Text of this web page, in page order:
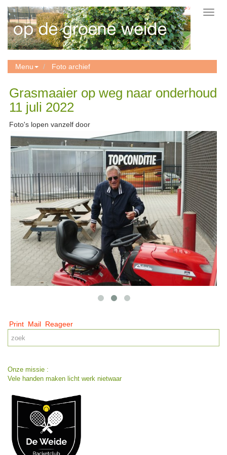
Menu Foto archief
Grasmaaier op weg naar onderhoud
11 juli 2022
Foto's lopen vanzelf door
Print Mail Reageer
Onze missie :
Vele handen maken licht werk nietwaar